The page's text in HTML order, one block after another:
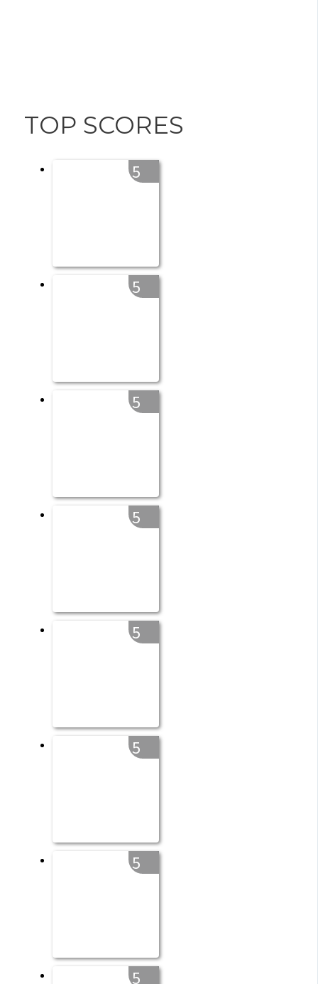
TOP SCORES
5
5
5
5
5
5
5
5